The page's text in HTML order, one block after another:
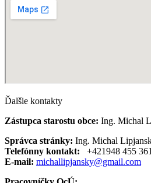
Ďalšie kontakty
Zástupca starostu obce: Ing. Michal
Správca stránky: Ing. Michal
Telefónny kontakt:
+421948 455 361
E-mail: michallipjansky@gmail.com